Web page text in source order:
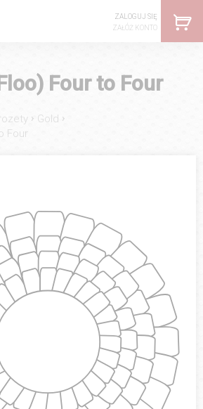
ZALOGUJ SIĘ
ZAŁÓŻ KONTO
Four to Four
› Gold ›
Four